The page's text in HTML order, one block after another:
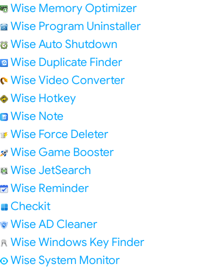
Wise Memory Optimizer
Wise Program Uninstaller
Wise Auto Shutdown
Wise Duplicate Finder
Wise Video Converter
Wise Hotkey
Wise Note
Wise Force Deleter
Wise Game Booster
Wise JetSearch
Wise Reminder
Checkit
Wise AD Cleaner
Wise Windows Key Finder
Wise System Monitor